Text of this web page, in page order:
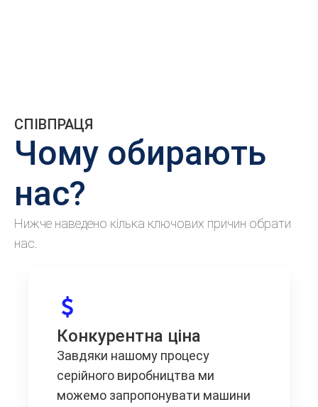
СПІВПРАЦЯ
Чому обирають
нас?
Нижче наведено кілька ключових причин обрати
нас.
Конкурентна ціна
Завдяки нашому процесу
серійного виробництва ми
можемо запропонувати машини